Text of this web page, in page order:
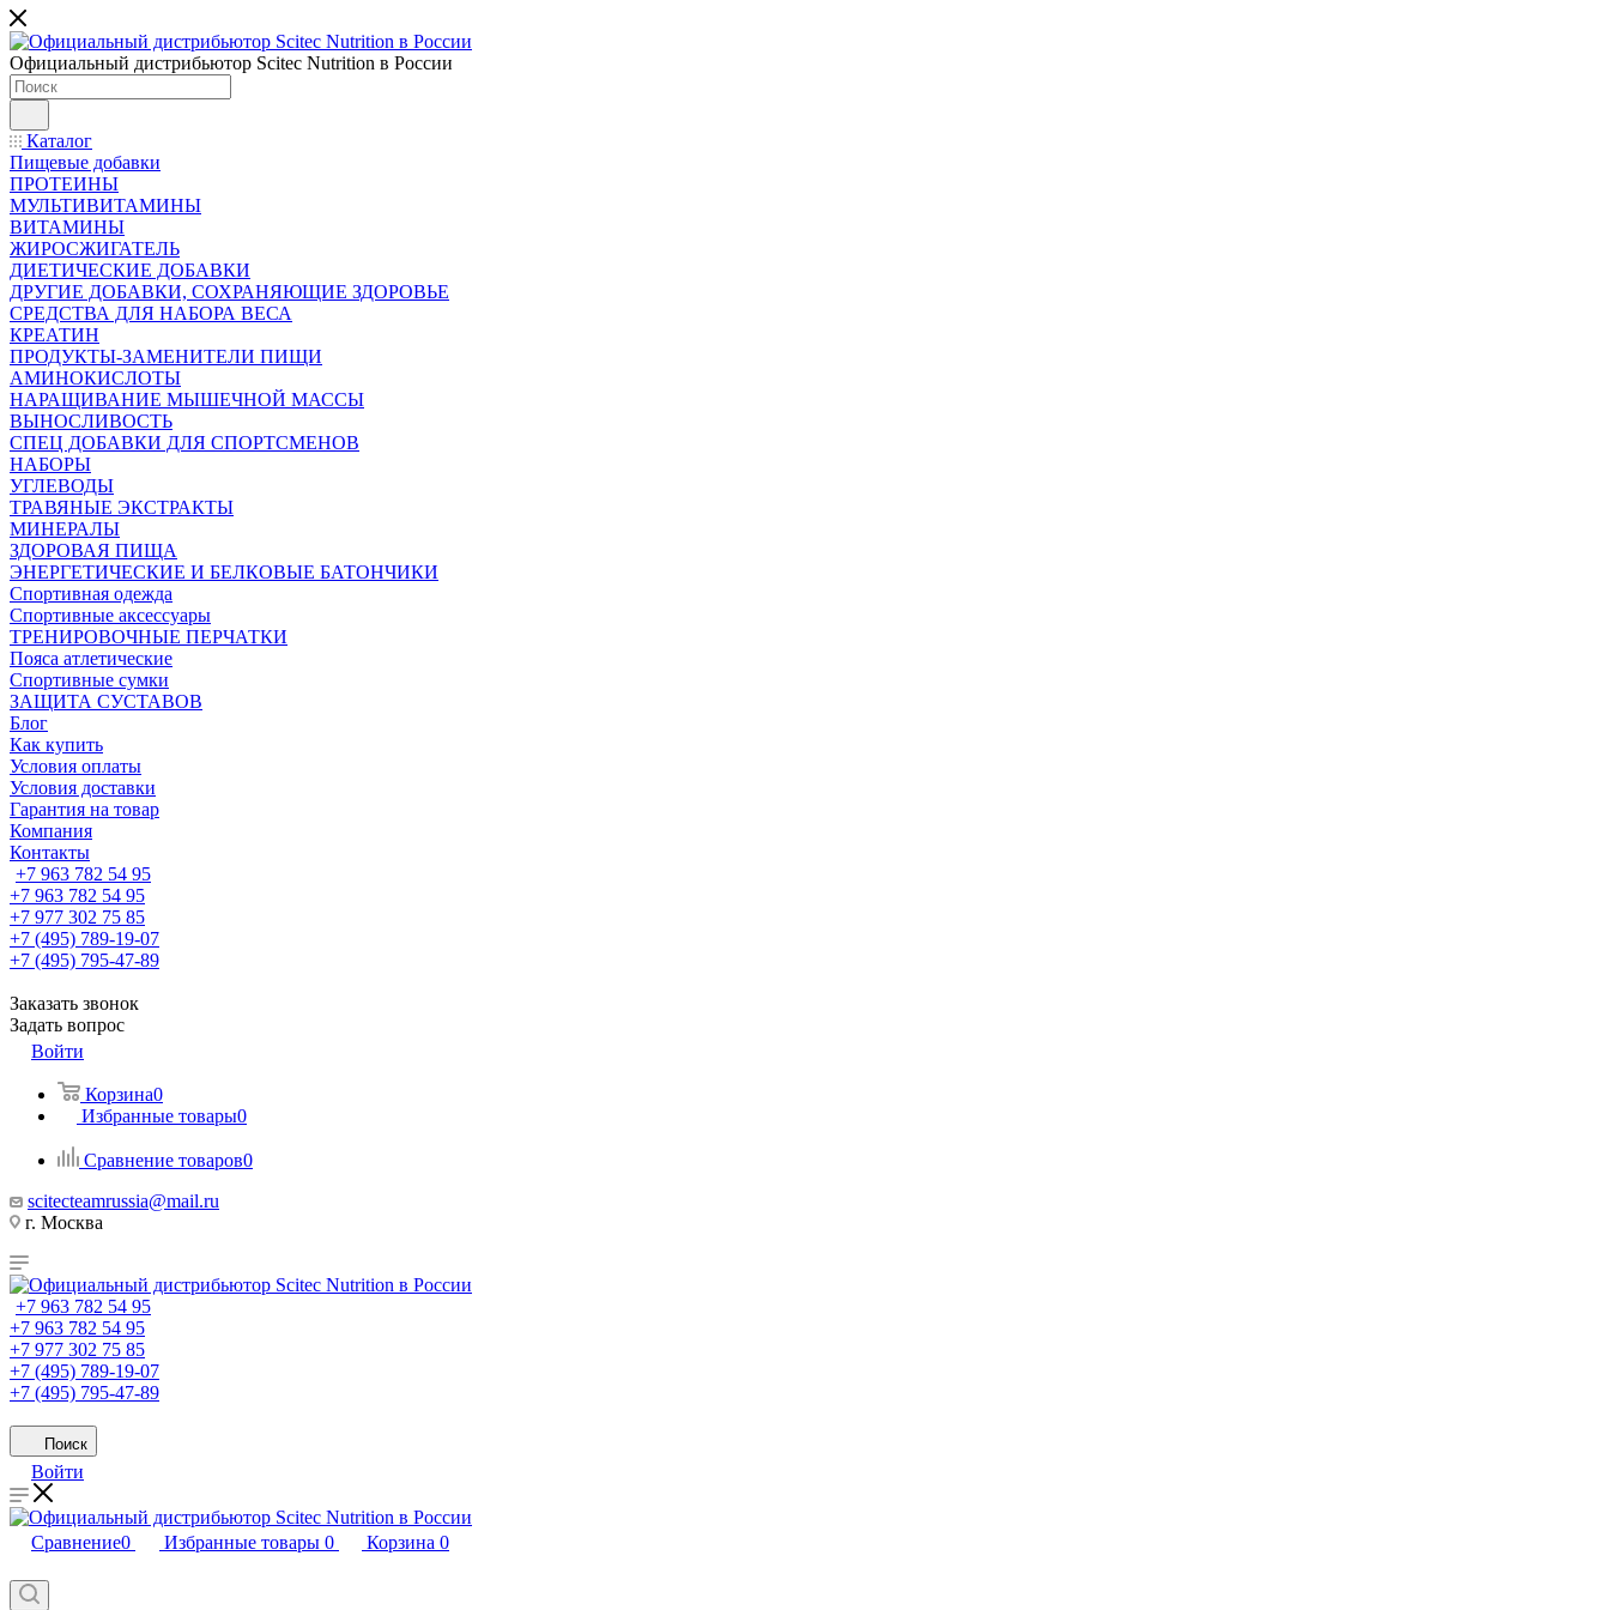
Официальный дистрибьютор Scitec Nutrition в России
Каталог
Пищевые добавки
ПРОТЕИНЫ
МУЛЬТИВИТАМИНЫ
ВИТАМИНЫ
ЖИРОСЖИГАТЕЛЬ
ДИЕТИЧЕСКИЕ ДОБАВКИ
ДРУГИЕ ДОБАВКИ, СОХРАНЯЮЩИЕ ЗДОРОВЬЕ
СРЕДСТВА ДЛЯ НАБОРА ВЕСА
КРЕАТИН
ПРОДУКТЫ-ЗАМЕНИТЕЛИ ПИЩИ
АМИНОКИСЛОТЫ
НАРАЩИВАНИЕ МЫШЕЧНОЙ МАССЫ
ВЫНОСЛИВОСТЬ
СПЕЦ ДОБАВКИ ДЛЯ СПОРТСМЕНОВ
НАБОРЫ
УГЛЕВОДЫ
ТРАВЯНЫЕ ЭКСТРАКТЫ
МИНЕРАЛЫ
ЗДОРОВАЯ ПИЩА
ЭНЕРГЕТИЧЕСКИЕ И БЕЛКОВЫЕ БАТОНЧИКИ
Спортивная одежда
Спортивные аксессуары
ТРЕНИРОВОЧНЫЕ ПЕРЧАТКИ
Пояса атлетические
Спортивные сумки
ЗАЩИТА СУСТАВОВ
Блог
Как купить
Условия оплаты
Условия доставки
Гарантия на товар
Компания
Контакты
+7 963 782 54 95
+7 963 782 54 95
+7 977 302 75 85
+7 (495) 789-19-07
+7 (495) 795-47-89
Заказать звонок
Задать вопрос
Войти
Корзина0
Избранные товары0
Сравнение товаров0
scitecteamrussia@mail.ru
г. Москва
+7 963 782 54 95
+7 963 782 54 95
+7 977 302 75 85
+7 (495) 789-19-07
+7 (495) 795-47-89
Поиск
Войти
Сравнение0 Избранные товары 0 Корзина 0